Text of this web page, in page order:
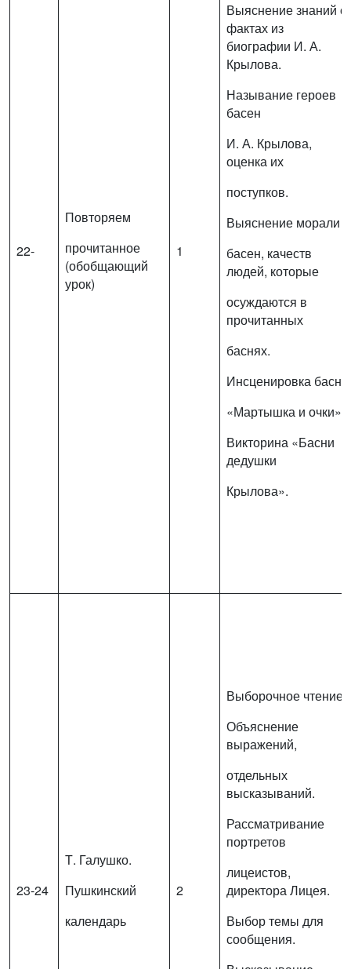
22-
Повторяем
прочитанное
(обобщающий
урок)
1
Выяснение знаний о
фактах из
биографии И. А.
Крылова.
Называние героев
басен
И. А. Крылова,
оценка их
поступков.
Выяснение морали
басен, качеств
людей, которые
осуждаются в
прочитанных
баснях.
Инсценировка басни
«Мартышка и очки».
Викторина «Басни
дедушки
Крылова».
23-24
Т. Галушко.
Пушкинский
календарь
2
Выборочное чтение.
Объяснение
выражений,
отдельных
высказываний.
Рассматривание
портретов
лицеистов,
директора Лицея.
Выбор темы для
сообщения.